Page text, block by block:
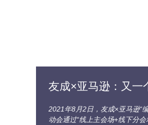
友成×亚马逊：又一
2021年8月2日，友成×亚马逊“
动会通过“线上主会场+线下分会